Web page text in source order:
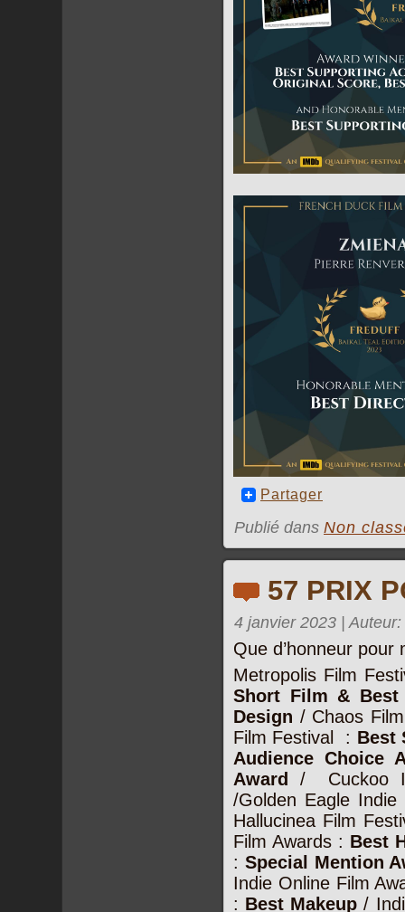
Partager
Publié dans Non
57 PRIX
4 janvier 2023 | Auteur:
Que d’honneur
Metropolis Film
Short Film & Best
Design / Chaos
Film Festival : Best
Audience Choice
Award
/ Cuckoo
/Golden Eagle
Hallucinea Film
Film Awards : Best
: Special Mention
Indie Online Film
: Best Makeup /